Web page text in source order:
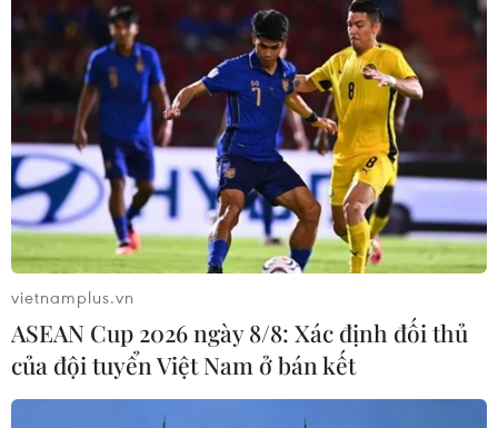
Giá vàng tăng sốc: Cơ hội kiếm lời hay "bắt
dao rơi"?
09/01/2020 04:06
Giới kinh doanh vàng cho biết, những ngày gần đây
giá vàng tăng mạnh và lượng khách giao dịch nhiều
hơn ngày thường, nhưng chủ yếu là bán ra chốt lời.
vietnamplus.vn
ASEAN Cup 2026 ngày 8/8: Xác định đối thủ
của đội tuyển Việt Nam ở bán kết